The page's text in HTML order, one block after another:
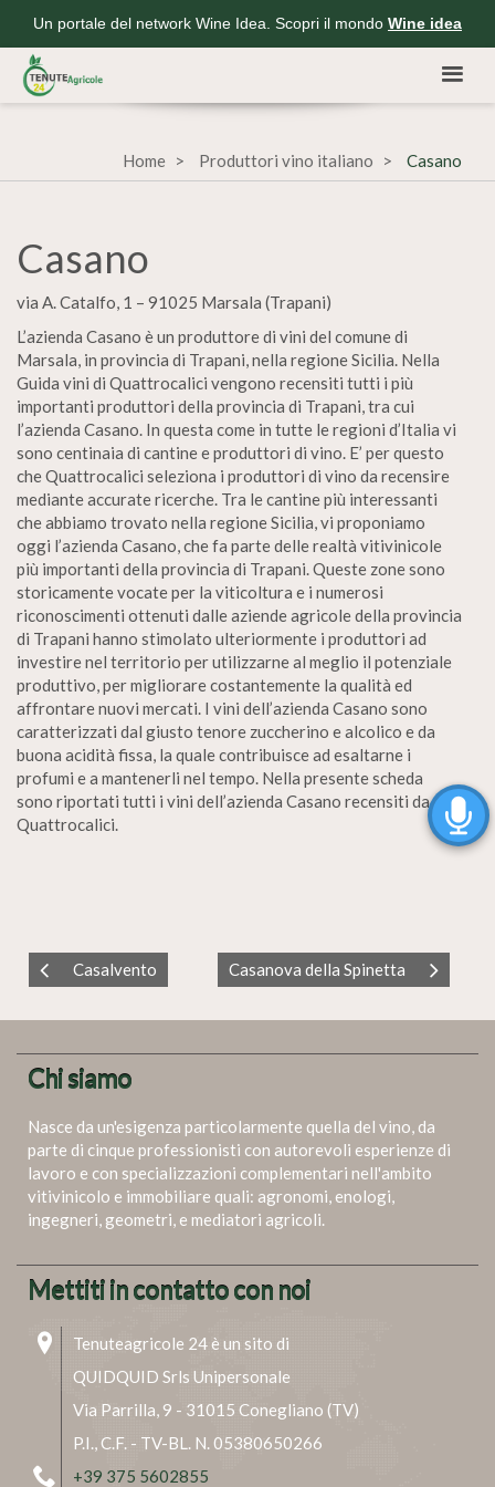
Un portale del network Wine Idea. Scopri il mondo Wine idea
Home Produttori vino italiano Casano
Casano
via A. Catalfo, 1 – 91025 Marsala (Trapani)
L’azienda Casano è un produttore di vini del comune di
Marsala, in provincia di Trapani, nella regione Sicilia. Nella
Guida vini di Quattrocalici vengono recensiti tutti i più
importanti produttori della provincia di Trapani, tra cui
l’azienda Casano. In questa come in tutte le regioni d’Italia vi
sono centinaia di cantine e produttori di vino. E’ per questo
che Quattrocalici seleziona i produttori di vino da recensire
mediante accurate ricerche. Tra le cantine più interessanti
che abbiamo trovato nella regione Sicilia, vi proponiamo
oggi l’azienda Casano, che fa parte delle realtà vitivinicole
più importanti della provincia di Trapani. Queste zone sono
storicamente vocate per la viticoltura e i numerosi
riconoscimenti ottenuti dalle aziende agricole della provincia
di Trapani hanno stimolato ulteriormente i produttori ad
investire nel territorio per utilizzarne al meglio il potenziale
produttivo, per migliorare costantemente la qualità ed
affrontare nuovi mercati. I vini dell’azienda Casano sono
caratterizzati dal giusto tenore zuccherino e alcolico e da
buona acidità fissa, la quale contribuisce ad esaltarne i
profumi e a mantenerli nel tempo. Nella presente scheda
sono riportati tutti i vini dell’azienda Casano recensiti da
Quattrocalici.
Casalvento Casanova della Spinetta
Chi siamo
Nasce da un'esigenza particolarmente quella del vino, da
parte di cinque professionisti con autorevoli esperienze di
lavoro e con specializzazioni complementari nell'ambito
vitivinicolo e immobiliare quali: agronomi, enologi,
ingegneri, geometri, e mediatori agricoli.
Mettiti in contatto con noi
Tenuteagricole 24 è un sito di
QUIDQUID Srls Unipersonale
Via Parrilla, 9 - 31015 Conegliano (TV)
P.I., C.F. - TV-BL. N. 05380650266
+39 375 5602855